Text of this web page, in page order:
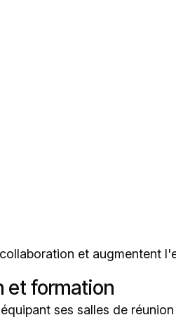
et augmentent
et formation
ses salles de